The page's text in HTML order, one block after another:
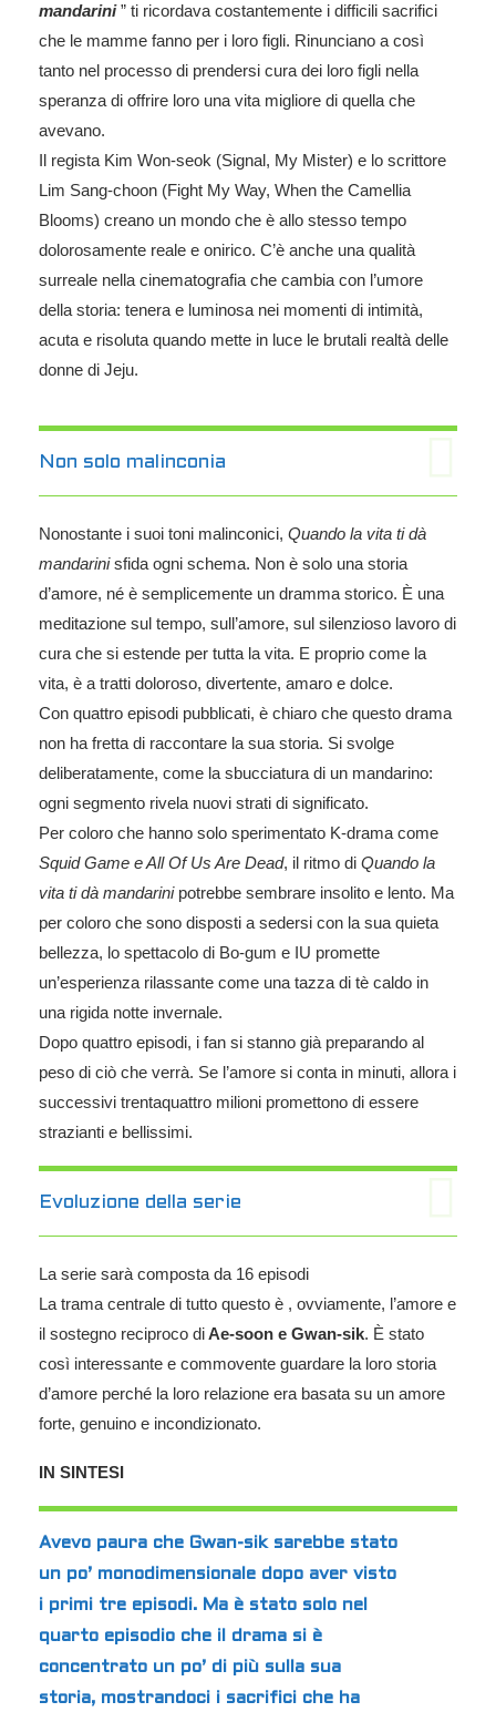
mandarini” ti ricordava costantemente i difficili sacrifici
che le mamme fanno per i loro figli. Rinunciano a così
tanto nel processo di prendersi cura dei loro figli nella
speranza di offrire loro una vita migliore di quella che
avevano.
Il regista Kim Won-seok (Signal, My Mister) e lo scrittore
Lim Sang-choon (Fight My Way, When the Camellia
Blooms) creano un mondo che è allo stesso tempo
dolorosamente reale e onirico. C’è anche una qualità
surreale nella cinematografia che cambia con l’umore
della storia: tenera e luminosa nei momenti di intimità,
acuta e risoluta quando mette in luce le brutali realtà delle
donne di Jeju.
Non solo malinconia
Nonostante i suoi toni malinconici, Quando la vita ti dà
mandarinisfida ogni schema. Non è solo una storia
d’amore, né è semplicemente un dramma storico. È una
meditazione sul tempo, sull’amore, sul silenzioso lavoro di
cura che si estende per tutta la vita. E proprio come la
vita, è a tratti doloroso, divertente, amaro e dolce.
Con quattro episodi pubblicati, è chiaro che questo drama
non ha fretta di raccontare la sua storia. Si svolge
deliberatamente, come la sbucciatura di un mandarino:
ogni segmento rivela nuovi strati di significato.
Per coloro che hanno solo sperimentato K-drama come
Squid Game e All Of Us Are Dead, il ritmo di Quando la
vita ti dà mandarinipotrebbe sembrare insolito e lento. Ma
per coloro che sono disposti a sedersi con la sua quieta
bellezza, lo spettacolo di Bo-gum e IU promette
un’esperienza rilassante come una tazza di tè caldo in
una rigida notte invernale.
Dopo quattro episodi, i fan si stanno già preparando al
peso di ciò che verrà. Se l’amore si conta in minuti, allora i
successivi trentaquattro milioni promettono di essere
strazianti e bellissimi.
Evoluzione della serie
La serie sarà composta da 16 episodi
La trama centrale di tutto questo è , ovviamente, l’amore e
il sostegno reciproco diAe-soon e Gwan-sik. È stato
così interessante e commovente guardare la loro storia
d’amore perché la loro relazione era basata su un amore
forte, genuino e incondizionato.
IN SINTESI
Avevo paura che Gwan-sik sarebbe stato
un po’ monodimensionale dopo aver visto
i primi tre episodi. Ma è stato solo nel
quarto episodio che il drama si è
concentrato un po’ di più sulla sua
storia, mostrandoci i sacrifici che ha